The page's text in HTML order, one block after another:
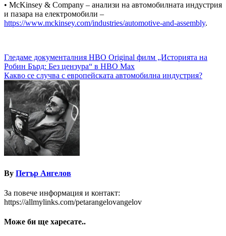
• McKinsey & Company – анализи на автомобилната индустрия
и пазара на електромобили –
https://www.mckinsey.com/industries/automotive-and-assembly.
Навигация
Гледаме документалния HBO Original филм „Историята на
Робин Бърд: Без цензура“ в HBO Max
Какво се случва с европейската автомобилна индустрия?
By Петър Ангелов
За повече информация и контакт:
https://allmylinks.com/petarangelovangelov
Може би ще харесате..